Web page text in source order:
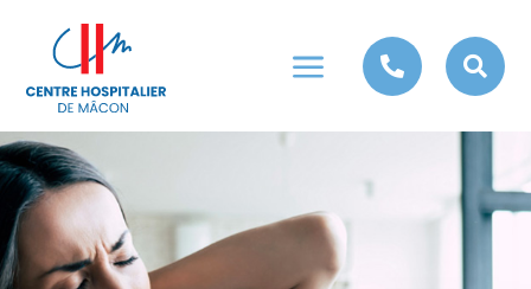
a  